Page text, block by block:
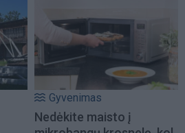
Gyvenimas
Nedėkite maisto į